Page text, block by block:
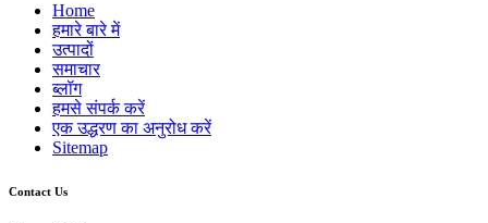
Home
हमारे बारे में
उत्पादों
समाचार
ब्लॉग
हमसे संपर्क करें
एक उद्धरण का अनुरोध करें
Sitemap
Contact Us